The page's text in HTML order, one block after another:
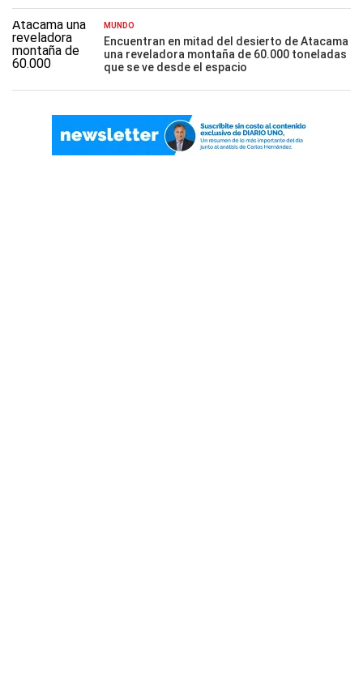
MUNDO
Encuentran en mitad del desierto de Atacama
una reveladora montaña de 60.000 toneladas
que se ve desde el espacio